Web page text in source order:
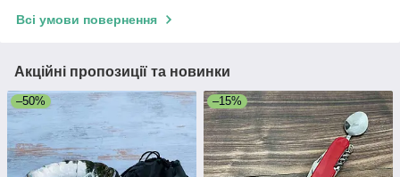
Всі умови повернення
Акційні пропозиції та новинки
–50% –15%